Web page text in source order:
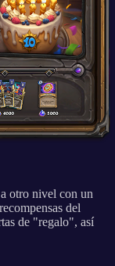
otro nivel con un
del
de "regalo", así